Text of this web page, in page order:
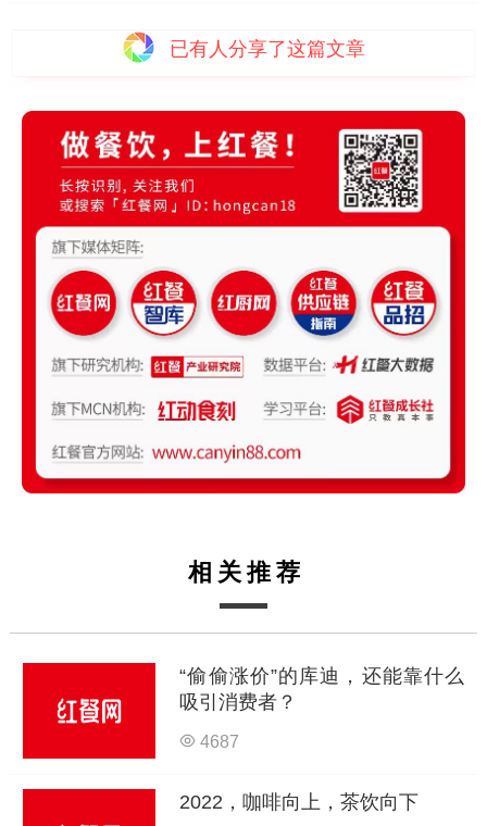
已有人分享了这篇文章
相关推荐
“偷偷涨价”的库迪，还能靠什么
吸引消费者？
4687
2022，咖啡向上，茶饮向下